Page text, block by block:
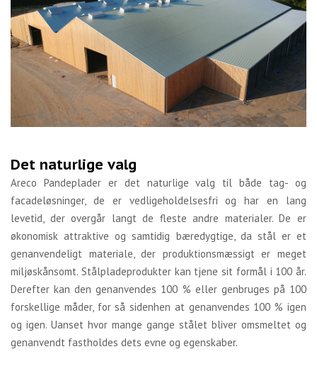
Det naturlige valg
Areco Pandeplader er det naturlige valg til både tag- og
facadeløsninger, de er vedligeholdelsesfri og har en lang
levetid, der overgår langt de fleste andre materialer. De er
økonomisk attraktive og samtidig bæredygtige, da stål er et
genanvendeligt materiale, der produktionsmæssigt er meget
miljøskånsomt. Stålpladeprodukter kan tjene sit formål i 100 år.
Derefter kan den genanvendes 100 % eller genbruges på 100
forskellige måder, for så sidenhen at genanvendes 100 % igen
og igen. Uanset hvor mange gange stålet bliver omsmeltet og
genanvendt fastholdes dets evne og egenskaber.